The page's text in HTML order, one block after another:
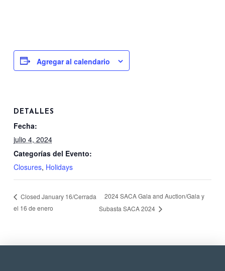
Agregar al calendario
DETALLES
Fecha:
julio 4, 2024
Categorías del Evento:
Closures, Holidays
Closed January 16/Cerrada
el 16 de enero
2024 SACA Gala and Auction/Gala y
Subasta SACA 2024